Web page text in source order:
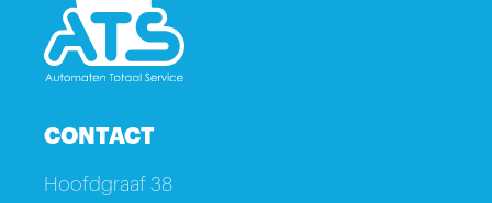
CONTACT
Hoofdgraaf 38